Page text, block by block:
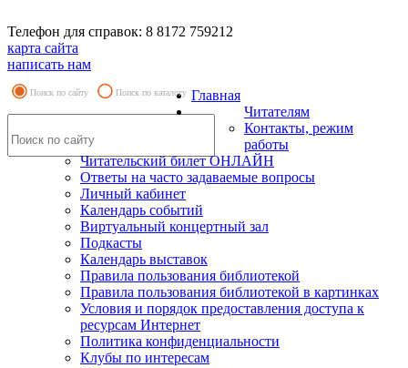
Телефон для справок: 8 8172 759212
карта сайта
написать нам
Поиск по сайту Поиск по каталогу Главная
Читателям
Контакты, режим
работы
Читательский билет ОНЛАЙН
Ответы на часто задаваемые вопросы
Личный кабинет
Календарь событий
Виртуальный концертный зал
Подкасты
Календарь выставок
Правила пользования библиотекой
Правила пользования библиотекой в картинках
Условия и порядок предоставления доступа к
ресурсам Интернет
Политика конфиденциальности
Клубы по интересам